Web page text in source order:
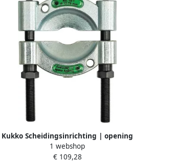
Kukko Scheidingsinrichting | opening
A 12-75 mm | gelijkmatig losdraaien
van de moeren | voor art.nr. 4157 490
1 webshop
€ 109,28